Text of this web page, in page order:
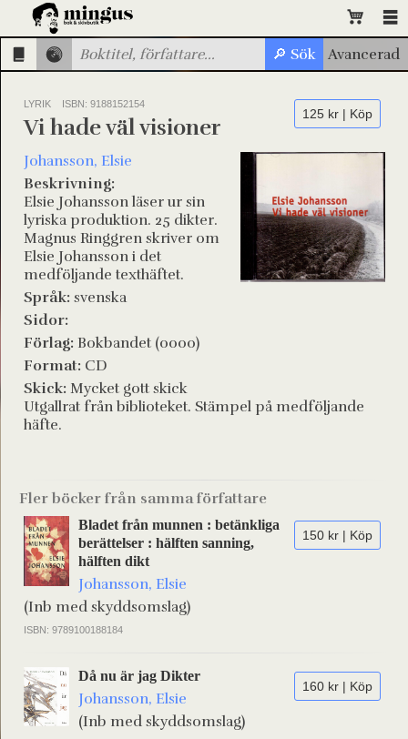
LYRIK ISBN: 9188152154
125 kr | Köp
Vi hade väl visioner
Johansson, Elsie
Beskrivning:
Elsie Johansson läser ur sin
lyriska produktion. 25 dikter.
Magnus Ringgren skriver om
Elsie Johansson i det
medföljande texthäftet.
Språk: svenska
Sidor:
Förlag: Bokbandet (0000)
Format: CD
Skick: Mycket gott skick
Utgallrat från biblioteket. Stämpel på medföljande
häfte.
Fler böcker från samma författare
150 kr | Köp
Bladet från munnen : betänkliga
berättelser : hälften sanning,
hälften dikt
Johansson, Elsie
(Inb med skyddsomslag)
ISBN: 9789100188184
160 kr | Köp
Då nu är jag Dikter
Johansson, Elsie
(Inb med skyddsomslag)